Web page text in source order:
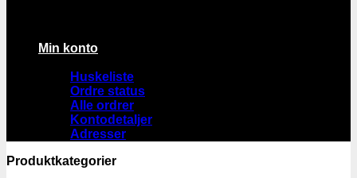
Min konto
Huskeliste
Ordre status
Alle ordrer
Kontodetaljer
Adresser
Produktkategorier